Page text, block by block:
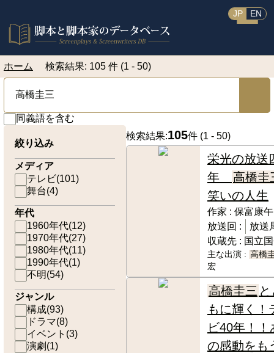
JP EN
ホーム 検索結果: 105 件 (1 - 50)
同義語を含む
絞り込み
メディア
テレビ(101)
舞台(4)
年代
1960年代(12)
1970年代(27)
1980年代(11)
1990年代(1)
不明(54)
ジャンル
構成(93)
ドラマ(8)
イベント (3)
演劇 (1)
検索結果:105件 (1 - 50)
栄光の放送
年
高橋圭
笑いの人生
作家 : 保富康
放送回 :
放送
収蔵先 : 国立
主な出演 : 高橋
宏
高橋圭三
もに輝く！
ビ40年！！
の感動をも